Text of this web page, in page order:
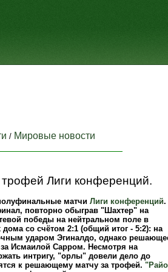
/ Мировые новости
Лиги конференций.
матчи Лиги конференций.
повторно обыграв "Шахтер" на
победы на нейтральном поле в
дома со счётом 2:1 (общий итог - 5:2): на
ударом Эгиналдо, однако
Исмаилой Сарром. Несмотря на
интригу, "орлы" довели дело до
к решающему матчу за трофей. "Райо